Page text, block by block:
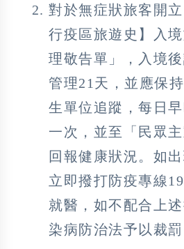
對於無症狀旅客開
行疫區旅遊史】入
理敬告單」，入境
管理21天，並應保
生單位追蹤，每日
一次，並至「民眾主
回報健康狀況。如
立即撥打防疫專線
就醫，如不配合上
染病防治法予以裁罰